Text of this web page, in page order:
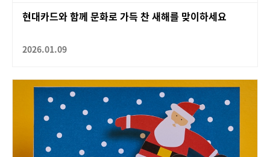
현대카드와 함께 문화로 가득 찬 새해를 맞이하세요
2026.01.09